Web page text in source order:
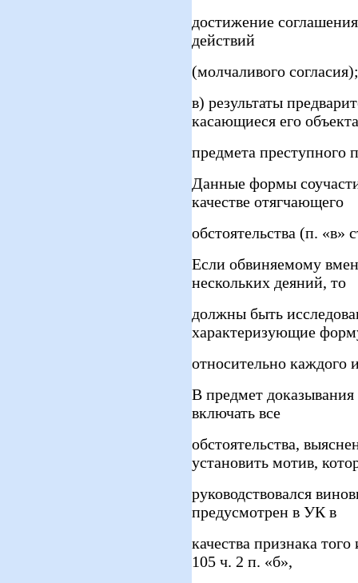
достижение
действий
(молчаливого согласия);
в) результаты
касающиеся его
предмета преступного
Данные формы
качестве отягчающего
обстоятельства (п. «в»
Если обвиняемому
нескольких деяний, то
должны быть
характеризующие
относительно каждого
В предмет
включать все
обстоятельства,
установить мотив,
руководствовался
предусмотрен в УК в
качества признака
105 ч. 2 п. «б»,